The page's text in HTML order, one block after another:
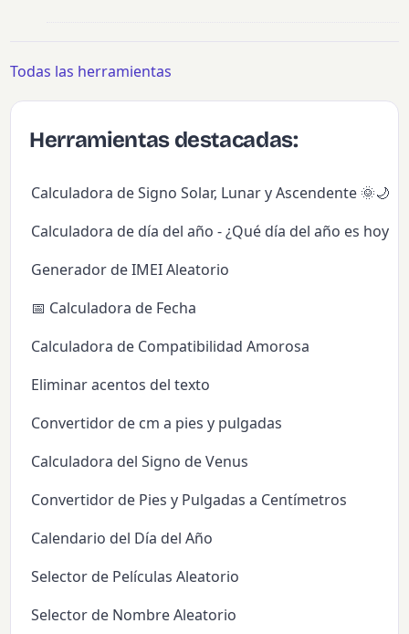
Todas las herramientas
Herramientas destacadas:
Calculadora de Signo Solar, Lunar y Ascendente 🌞🌙✨
Calculadora de día del año - ¿Qué día del año es hoy?
Generador de IMEI Aleatorio
📅 Calculadora de Fecha
Calculadora de Compatibilidad Amorosa
Eliminar acentos del texto
Convertidor de cm a pies y pulgadas
Calculadora del Signo de Venus
Convertidor de Pies y Pulgadas a Centímetros
Calendario del Día del Año
Selector de Películas Aleatorio
Selector de Nombre Aleatorio